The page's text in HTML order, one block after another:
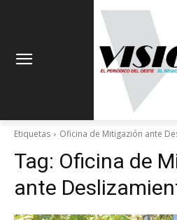
Etiquetas Oficina de Mitigazión ante
Tag: Oficina de
ante